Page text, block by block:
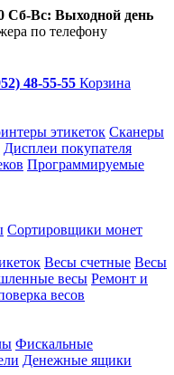
Вс: Выходной день
по телефону
48-55-55 Корзина
этикеток Сканеры
Дисплеи покупателя
Программируемые
Сортировщики монет
Весы счетные Весы
весы Ремонт и
весов
Фискальные
Денежные ящики